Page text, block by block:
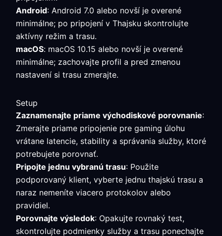
Android: Android 7.0 alebo novší je overené
minimálne; po pripojení v Thajsku skontrolujte
aktívny režim a trasu.
macOS: macOS 10.15 alebo novší je overené
minimálne; zachovajte profil a pred zmenou
nastavení si trasu zmerajte.
Setup
Zaznamenajte priame východiskové porovnanie:
Zmerajte priame pripojenie pre gaming úlohu
vrátane latencie, stability a správania služby, ktoré
potrebujete porovnať.
Pripojte jednu vybranú trasu: Použite
podporovaný klient, vyberte jednu thajskú trasu a
naraz nemeníte viacero protokolov alebo
pravidiel.
Porovnajte výsledok: Opakujte rovnaký test,
skontrolujte podmienky služby a trasu ponechajte